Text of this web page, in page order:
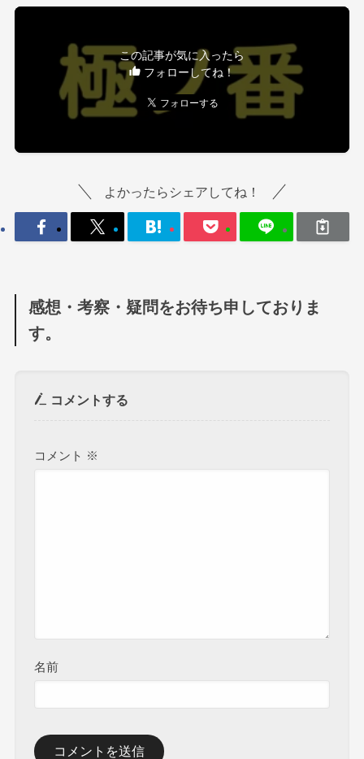
この記事が気に入ったら
フォローしてね！
よかったらシェアしてね！
感想・考察・疑問をお待ち申しておりま
す。
コメントする
コメント ※
名前